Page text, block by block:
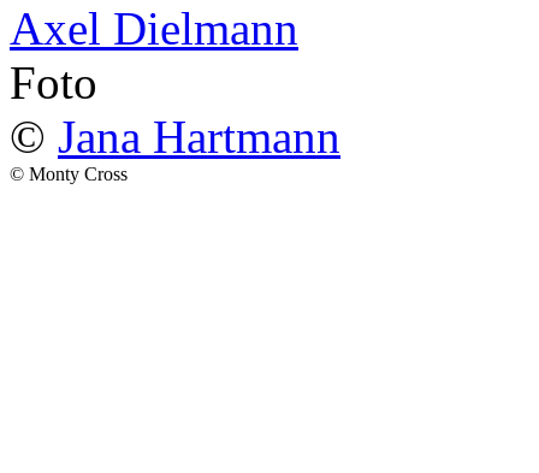
Axel Dielmann
Foto
© Jana Hartmann
© Monty Cross